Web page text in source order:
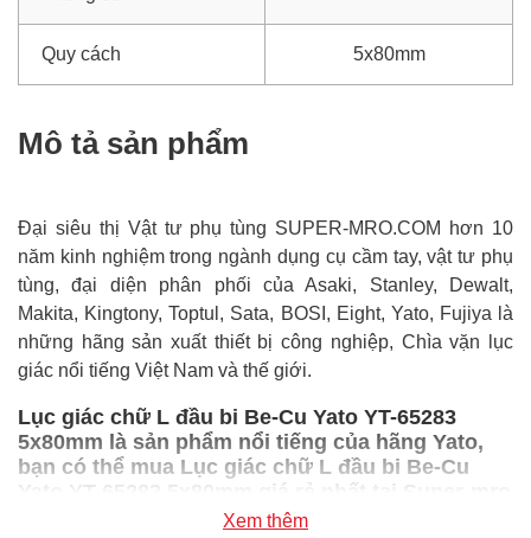
Quy cách 5x80mm
Mô tả sản phẩm
Đại siêu thị Vật tư phụ tùng SUPER-MRO.COM hơn 10
năm kinh nghiệm trong ngành dụng cụ cầm tay, vật tư phụ
tùng, đại diện phân phối của Asaki, Stanley, Dewalt,
Makita, Kingtony, Toptul, Sata, BOSI, Eight, Yato, Fujiya là
những hãng sản xuất thiết bị công nghiệp, Chìa vặn lục
giác nổi tiếng Việt Nam và thế giới.
Lục giác chữ L đầu bi Be-Cu Yato YT-65283
5x80mm là sản phẩm nổi tiếng của hãng Yato,
bạn có thể mua Lục giác chữ L đầu bi Be-Cu
Yato YT-65283 5x80mm giá rẻ nhất tại Super-mro
chỉ với 1,258,400đ/CáiXem thêm